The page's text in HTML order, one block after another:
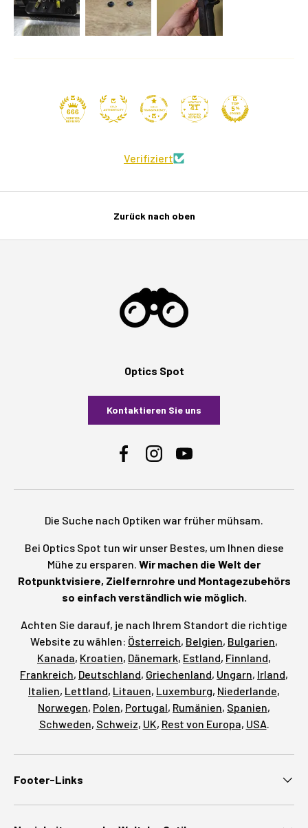
666
41
Verifiziert
Zurück nach oben
Optics Spot
Kontaktieren Sie uns
FacebookInstagramYouTube
Die Suche nach Optiken war früher mühsam.
Bei Optics Spot tun wir unser Bestes, um Ihnen diese
Mühe zu ersparen. Wir machen die Welt der
Rotpunktvisiere, Zielfernrohre und Montagezubehörs
so einfach verständlich wie möglich.
Achten Sie darauf, je nach Ihrem Standort die richtige
Website zu wählen: Österreich, Belgien, Bulgarien,
Kanada, Kroatien, Dänemark, Estland, Finnland,
Frankreich, Deutschland, Griechenland, Ungarn, Irland,
Italien, Lettland, Litauen, Luxemburg, Niederlande,
Norwegen, Polen, Portugal, Rumänien, Spanien,
Schweden, Schweiz, UK, Rest von Europa, USA.
Footer-Links